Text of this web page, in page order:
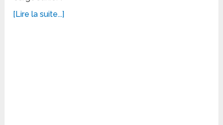
[Lire la suite...]